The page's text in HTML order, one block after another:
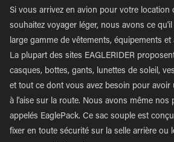
Si vous arrivez en avion pour votre location
souhaitez voyager léger, nous avons ce
large gamme de vêtements, équipements
La plupart des sites EAGLERIDER
casques, bottes, gants, lunettes de soleil,
et tout ce dont vous avez besoin pour avoir
à l'aise sur la route. Nous avons même nos
appelés EaglePack. Ce sac souple est
fixer en toute sécurité sur la selle arrière ou